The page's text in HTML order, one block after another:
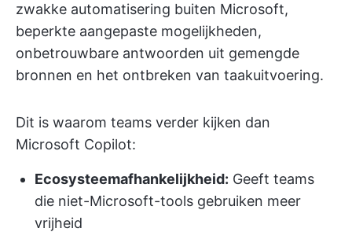
zwakke automatisering buiten Microsoft,
beperkte aangepaste mogelijkheden,
onbetrouwbare antwoorden uit gemengde
bronnen en het ontbreken van taakuitvoering.
Dit is waarom teams verder kijken dan
Microsoft Copilot:
Ecosysteemafhankelijkheid: Geeft teams
die niet-Microsoft-tools gebruiken meer
vrijheid